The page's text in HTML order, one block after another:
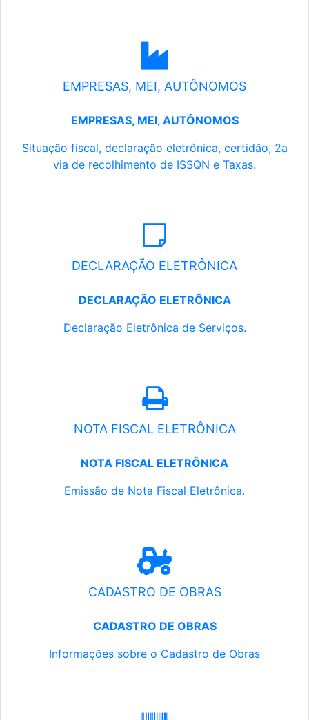
EMPRESAS, MEI, AUTÔNOMOS
EMPRESAS, MEI, AUTÔNOMOS
Situação fiscal, declaração eletrônica, certidão, 2a
via de recolhimento de ISSQN e Taxas.
DECLARAÇÃO ELETRÔNICA
DECLARAÇÃO ELETRÔNICA
Declaração Eletrônica de Serviços.
NOTA FISCAL ELETRÔNICA
NOTA FISCAL ELETRÔNICA
Emissão de Nota Fiscal Eletrônica.
CADASTRO DE OBRAS
CADASTRO DE OBRAS
Informações sobre o Cadastro de Obras